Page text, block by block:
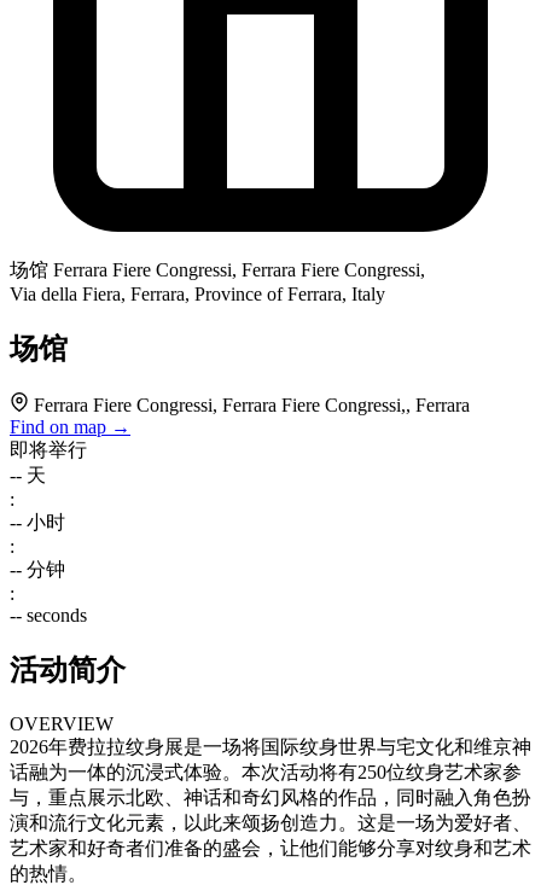
场馆 Ferrara Fiere Congressi, Ferrara Fiere Congressi,
Via della Fiera, Ferrara, Province of Ferrara, Italy
场馆
Ferrara Fiere Congressi, Ferrara Fiere Congressi,, Ferrara
Find on map →
即将举行
-- 天
:
-- 小时
:
-- 分钟
:
-- seconds
活动简介
OVERVIEW
2026年费拉拉纹身展是一场将国际纹身世界与宅文化和维京神
话融为一体的沉浸式体验。本次活动将有250位纹身艺术家参
与，重点展示北欧、神话和奇幻风格的作品，同时融入角色扮
演和流行文化元素，以此来颂扬创造力。这是一场为爱好者、
艺术家和好奇者们准备的盛会，让他们能够分享对纹身和艺术
的热情。